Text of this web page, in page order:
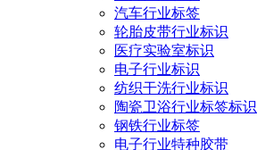
汽车行业标签
轮胎皮带行业标识
医疗实验室标识
电子行业标识
纺织干洗行业标识
陶瓷卫浴行业标签标识
钢铁行业标签
电子行业特种胶带